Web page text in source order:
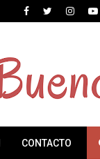
CONTACTO